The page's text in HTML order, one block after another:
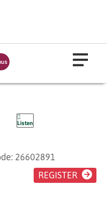
Listen
26602891
REGISTER